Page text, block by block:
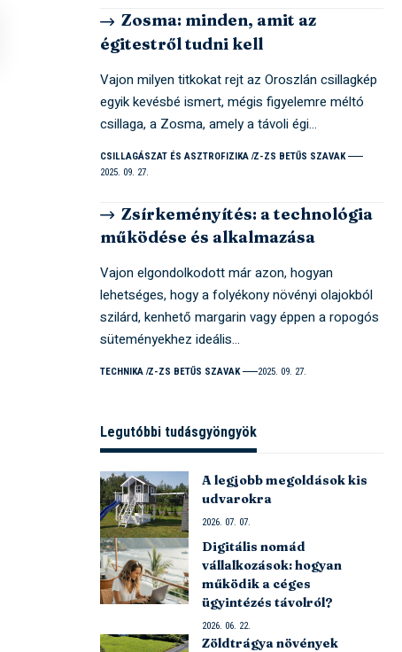
Zosma: minden, amit az
égitestről tudni kell
Vajon milyen titkokat rejt az Oroszlán csillagkép
egyik kevésbé ismert, mégis figyelemre méltó
csillaga, a Zosma, amely a távoli égi…
CSILLAGÁSZAT ÉS ASZTROFIZIKA Z-ZS BETŰS SZAVAK
2025. 09. 27.
Zsírkeményítés: a technológia
működése és alkalmazása
Vajon elgondolkodott már azon, hogyan
lehetséges, hogy a folyékony növényi olajokból
szilárd, kenhető margarin vagy éppen a ropogós
süteményekhez ideális…
TECHNIKA Z-ZS BETŰS SZAVAK 2025. 09. 27.
Legutóbbi tudásgyöngyök
A legjobb megoldások kis
udvarokra
2026. 07. 07.
Digitális nomád
vállalkozások: hogyan
működik a céges
ügyintézés távolról?
2026. 06. 22.
Zöldtrágya növények